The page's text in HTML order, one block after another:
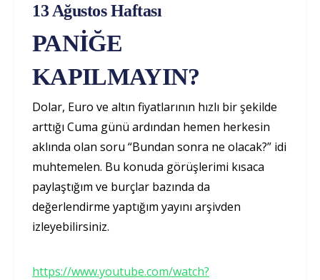
13 Ağustos Haftası
PANİĞE
KAPILMAYIN?
Dolar, Euro ve altın fiyatlarının hızlı bir şekilde
arttığı Cuma günü ardından hemen herkesin
aklında olan soru “Bundan sonra ne olacak?” idi
muhtemelen. Bu konuda görüşlerimi kısaca
paylaştığım ve burçlar bazında da
değerlendirme yaptığım yayını arşivden
izleyebilirsiniz.
https://www.youtube.com/watch?